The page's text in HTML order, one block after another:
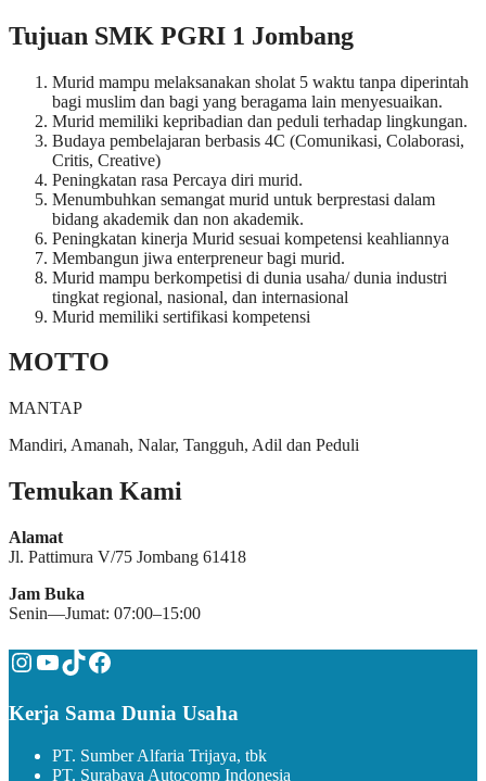
Tujuan SMK PGRI 1 Jombang
Murid mampu melaksanakan sholat 5 waktu tanpa diperintah
bagi muslim dan bagi yang beragama lain menyesuaikan.
Murid memiliki kepribadian dan peduli terhadap lingkungan.
Budaya pembelajaran berbasis 4C (Comunikasi, Colaborasi,
Critis, Creative)
Peningkatan rasa Percaya diri murid.
Menumbuhkan semangat murid untuk berprestasi dalam
bidang akademik dan non akademik.
Peningkatan kinerja Murid sesuai kompetensi keahliannya
Membangun jiwa enterpreneur bagi murid.
Murid mampu berkompetisi di dunia usaha/ dunia industri
tingkat regional, nasional, dan internasional
Murid memiliki sertifikasi kompetensi
MOTTO
MANTAP
Mandiri, Amanah, Nalar, Tangguh, Adil dan Peduli
Temukan Kami
Alamat
Jl. Pattimura V/75 Jombang 61418
Jam Buka
Senin—Jumat: 07:00–15:00
Instagram
YouTube
TikTok
Facebook
Kerja Sama Dunia Usaha
PT. Sumber Alfaria Trijaya, tbk
PT. Surabaya Autocomp Indonesia